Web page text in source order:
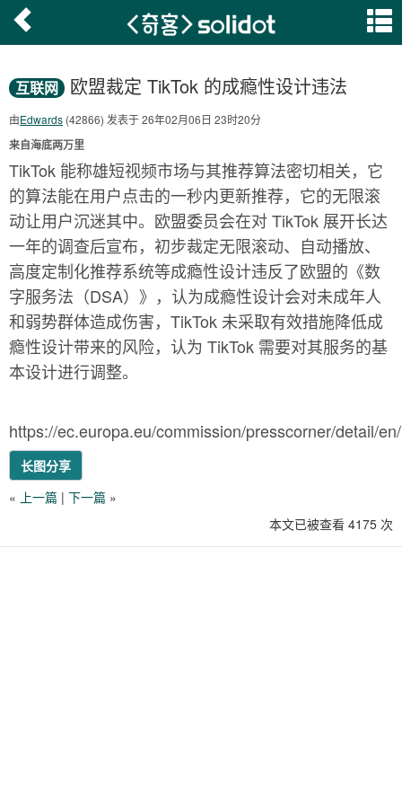
互联网 欧盟裁定 TikTok 的成瘾性设计违法
由Edwards (42866) 发表于 26年02月06日 23时20分
来自海底两万里
TikTok 能称雄短视频市场与其推荐算法密切相关，它
的算法能在用户点击的一秒内更新推荐，它的无限滚
动让用户沉迷其中。欧盟委员会在对 TikTok 展开长达
一年的调查后宣布，初步裁定无限滚动、自动播放、
高度定制化推荐系统等成瘾性设计违反了欧盟的《数
字服务法（DSA）》，认为成瘾性设计会对未成年人
和弱势群体造成伤害，TikTok 未采取有效措施降低成
瘾性设计带来的风险，认为 TikTok 需要对其服务的基
本设计进行调整。
https://ec.europa.eu/commission/presscorner/detail/
长图分享
« 上一篇 | 下一篇 »
本文已被查看 4175 次